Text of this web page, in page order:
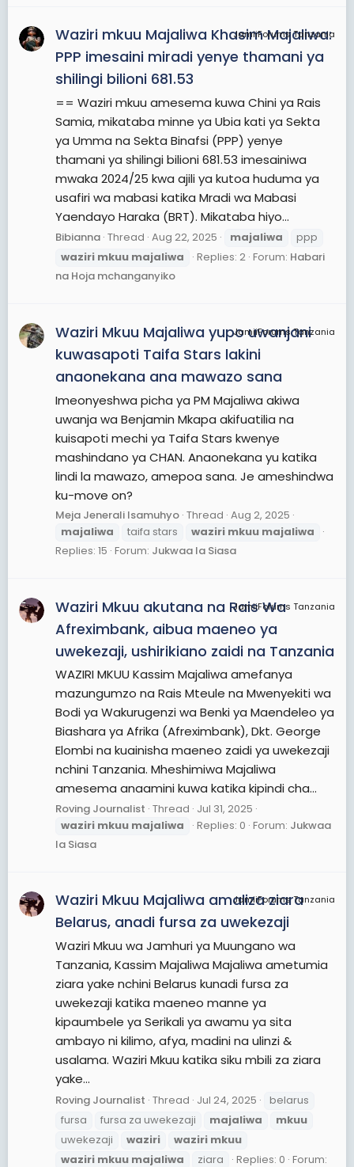
JamiiForums Tanzania
Waziri mkuu Majaliwa Khasim Majaliwa:
PPP imesaini miradi yenye thamani ya
shilingi bilioni 681.53
== Waziri mkuu amesema kuwa Chini ya Rais
Samia, mikataba minne ya Ubia kati ya Sekta
ya Umma na Sekta Binafsi (PPP) yenye
thamani ya shilingi bilioni 681.53 imesainiwa
mwaka 2024/25 kwa ajili ya kutoa huduma ya
usafiri wa mabasi katika Mradi wa Mabasi
Yaendayo Haraka (BRT). Mikataba hiyo...
Bibianna Thread Aug 22, 2025 majaliwa
ppp
waziri mkuu majaliwa Replies: 2 Forum: Habari
na Hoja mchanganyiko
JamiiForums Tanzania
Waziri Mkuu Majaliwa yupo uwanjani
kuwasapoti Taifa Stars lakini
anaonekana ana mawazo sana
Imeonyeshwa picha ya PM Majaliwa akiwa
uwanja wa Benjamin Mkapa akifuatilia na
kuisapoti mechi ya Taifa Stars kwenye
mashindano ya CHAN. Anaonekana yu katika
lindi la mawazo, amepoa sana. Je ameshindwa
ku-move on?
Meja Jenerali Isamuhyo Thread Aug 2, 2025
majaliwa
taifa stars waziri mkuu majaliwa
Replies: 15 Forum: Jukwaa la Siasa
JamiiForums Tanzania
Waziri Mkuu akutana na Rais Wa
Afreximbank, aibua maeneo ya
uwekezaji, ushirikiano zaidi na Tanzania
WAZIRI MKUU Kassim Majaliwa amefanya
mazungumzo na Rais Mteule na Mwenyekiti wa
Bodi ya Wakurugenzi wa Benki ya Maendeleo ya
Biashara ya Afrika (Afreximbank), Dkt. George
Elombi na kuainisha maeneo zaidi ya uwekezaji
nchini Tanzania. Mheshimiwa Majaliwa
amesema anaamini kuwa katika kipindi cha...
Roving Journalist Thread Jul 31, 2025
waziri mkuu majaliwa Replies: 0 Forum: Jukwaa
la Siasa
JamiiForums Tanzania
Waziri Mkuu Majaliwa amaliza ziara
Belarus, anadi fursa za uwekezaji
Waziri Mkuu wa Jamhuri ya Muungano wa
Tanzania, Kassim Majaliwa Majaliwa ametumia
ziara yake nchini Belarus kunadi fursa za
uwekezaji katika maeneo manne ya
kipaumbele ya Serikali ya awamu ya sita
ambayo ni kilimo, afya, madini na ulinzi &
usalama. Waziri Mkuu katika siku mbili za ziara
yake...
Roving Journalist Thread Jul 24, 2025
belarus
fursa
fursa za uwekezaji majaliwa
mkuu
uwekezaji
waziri waziri mkuu
waziri mkuu majaliwa ziara Replies: 0 Forum: